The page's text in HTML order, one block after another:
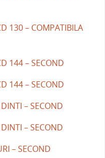
130 – COMPATIBILA
144 – SECOND
144 – SECOND
– SECOND
– SECOND
– SECOND